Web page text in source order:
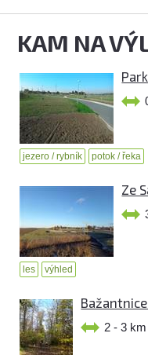
KAM NA
jezero / rybník potok / řeka
Ze
les výhled
2 - 3 km